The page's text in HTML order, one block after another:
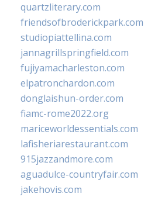
quartzliterary.com
friendsofbroderickpark.com
studiopiattellina.com
jannagrillspringfield.com
fujiyamacharleston.com
elpatronchardon.com
donglaishun-order.com
fiamc-rome2022.org
mariceworldessentials.com
lafisheriarestaurant.com
915jazzandmore.com
aguadulce-countryfair.com
jakehovis.com